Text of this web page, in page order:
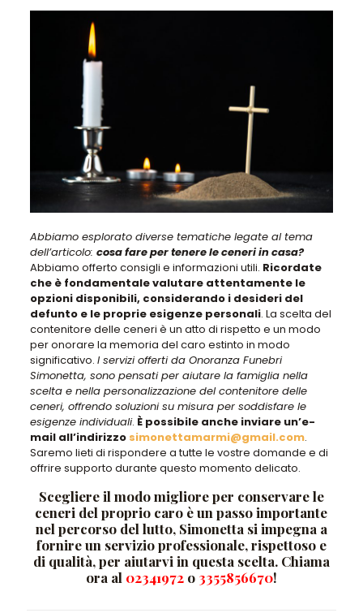
Abbiamo esplorato diverse tematiche legate altema
dell’articolo: cosa fare per tenere le ceneri in casa?
Abbiamo offerto consigli e informazioni utili. Ricordate
che è fondamentale valutare attentamente le
opzioni disponibili, considerando i desideri del
defunto e le proprie esigenze personali. La scelta del
contenitore delle ceneri è un atto di rispetto e un modo
per onorare la memoria del caro estinto in modo
significativo. I servizi offerti da Onoranza Funebri
Simonetta, sono pensati per aiutare la famiglia nella
scelta e nella personalizzazione del contenitore delle
ceneri, offrendo soluzioni su misura per soddisfare le
esigenze individuali. È possibile anche inviare un’e-
mail all’indirizzo simonettamarmi@gmail.com.
Saremo lieti di rispondere a tutte le vostre domande e di
offrire supporto durante questo momento delicato.
Scegliere il modo migliore per conservare le
ceneri del proprio caro è un passo importante
nel percorso del lutto, Simonetta si impegna a
fornire un servizio professionale, rispettoso e
di qualità, per aiutarvi in questa scelta. Chiama
ora al 02341972o 3355856670!